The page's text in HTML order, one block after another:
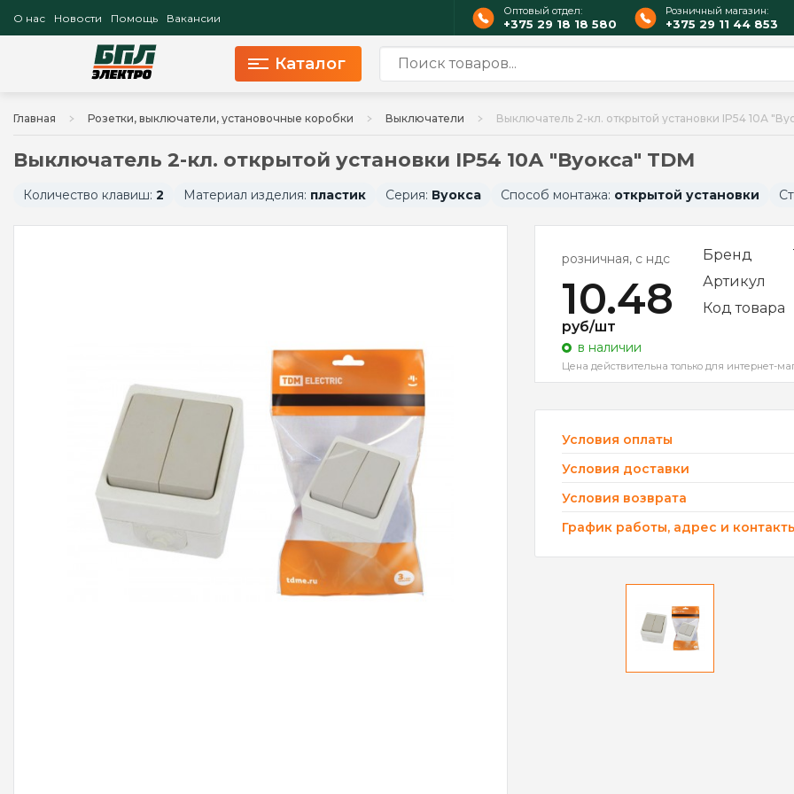
О нас Новости Помощь Вакансии
Оптовый отдел:
+375 29 18 18 580
Розничный магазин:
+375 29 11 44 853
Каталог
Главная Розетки, выключатели, установочные коробки Выключатели Выключатель 2-кл. открытой установки IP54 10А
Выключатель 2-кл. открытой установки IP54 10А "Вуокса" TDM
Количество клавиш: 2 Материал изделия: пластик Серия: Вуокса Способ монтажа: открытой установки
розничная, с ндс
10.48
руб/шт
в наличии
Цена действительна только для интернет-
Бренд
Артикул
Код товара
Условия оплаты
Условия доставки
Условия возврата
График работы, адрес и